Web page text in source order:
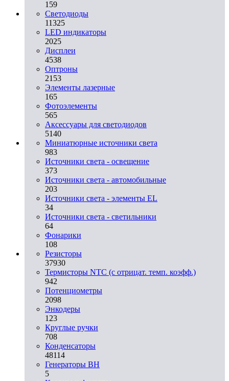
159
Светодиоды
11325
LED индикаторы
2025
Дисплеи
4538
Оптроны
2153
Элементы лазерные
165
Фотоэлементы
565
Аксессуары для светодиодов
5140
Миниатюрные источники света
983
Источники света - освещение
373
Источники света - автомобильные
203
Источники света - элементы EL
34
Источники света - светильники
64
Фонарики
108
Резисторы
37930
Термисторы NTC (с отрицат. темп. коэфф.)
942
Потенциометры
2098
Энкодеры
123
Круглые ручки
708
Конденсаторы
48114
Генераторы ВН
5